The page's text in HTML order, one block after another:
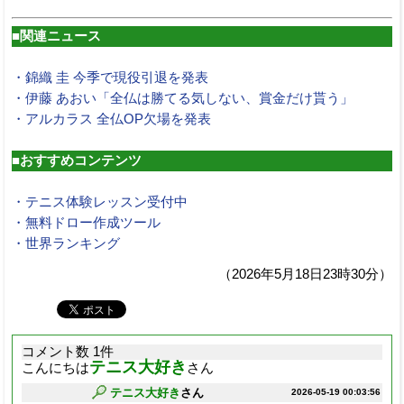
■関連ニュース
・錦織 圭 今季で現役引退を発表
・伊藤 あおい「全仏は勝てる気しない、賞金だけ貰う」
・アルカラス 全仏OP欠場を発表
■おすすめコンテンツ
・テニス体験レッスン受付中
・無料ドロー作成ツール
・世界ランキング
（2026年5月18日23時30分）
コメント数 1件
こんにちはテニス大好き さん
2026-05-19 00:03:56
テニス大好き さん